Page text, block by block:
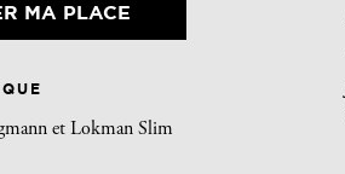
MA PLACE
et Lokman Slim